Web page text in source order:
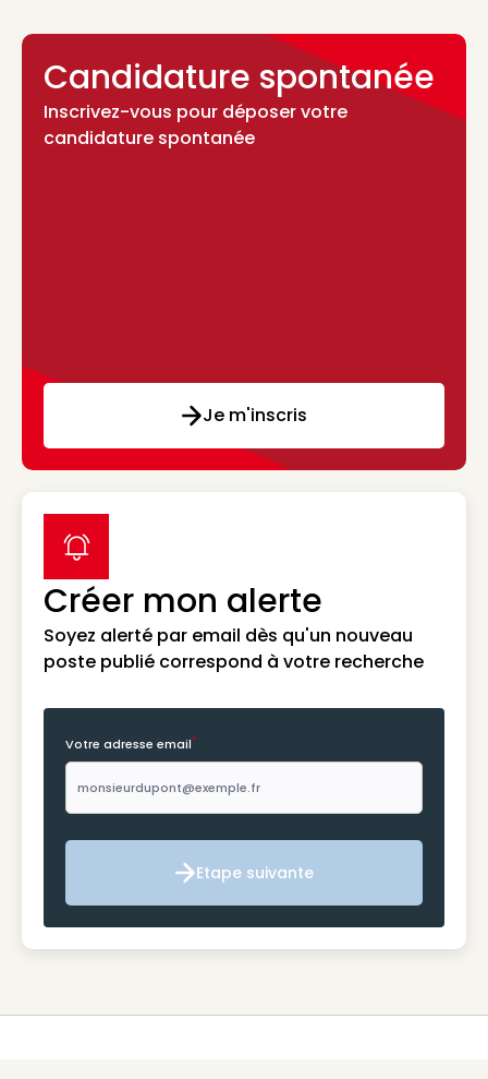
Candidature spontanée
Inscrivez-vous pour déposer votre
candidature spontanée
Je m'inscris
Créer mon alerte
Soyez alerté par email dès qu'un nouveau
poste publié correspond à votre recherche
label icon
Votre adresse email*
Etape suivante
Etape suivante